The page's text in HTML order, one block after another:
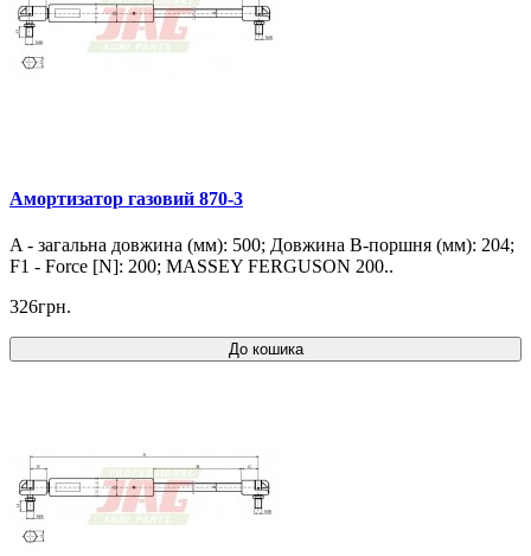
Амортизатор газовий 870-3
A - загальна довжина (мм): 500; Довжина B-поршня (мм): 204;
F1 - Force [N]: 200; MASSEY FERGUSON 200..
326грн.
До кошика